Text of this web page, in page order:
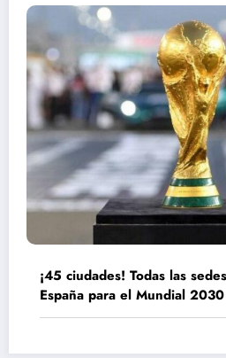
¡45 ciudades! Todas las
España para el Mundial 2030